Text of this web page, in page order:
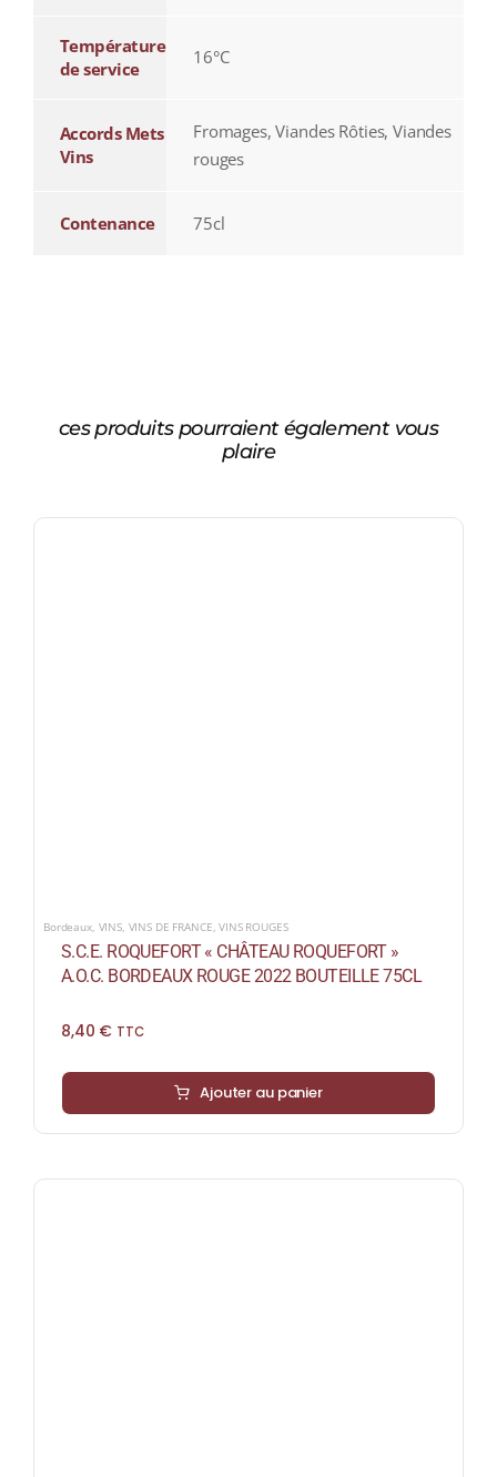
Température
de service
16°C
Accords Mets
Vins
Fromages, Viandes Rôties, Viandes
rouges
Contenance 75cl
ces produits pourraient également vous
plaire
Bordeaux, VINS, VINS DE FRANCE ,VINS ROUGES
S.C.E. ROQUEFORT « CHÂTEAU ROQUEFORT »
A.O.C. BORDEAUX ROUGE 2022 BOUTEILLE 75CL
8,40 € TTC
Ajouter au panier